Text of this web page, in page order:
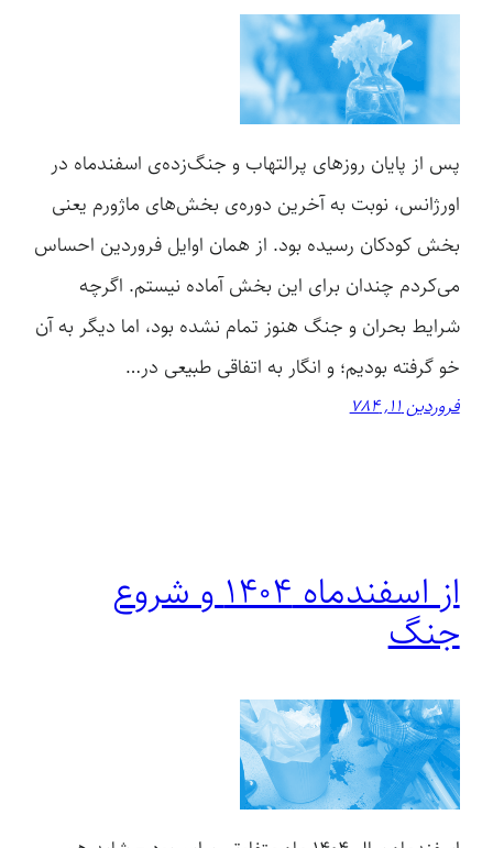
پس از پایان روزهای پرالتهاب و جنگ‌زده‌ی اسفندماه در
اورژانس، نوبت به آخرین دوره‌ی بخش‌های ماژورم یعنی
بخش کودکان رسیده بود. از همان اوایل فروردین احساس
می‌کردم چندان برای این بخش آماده نیستم. اگرچه
شرایط بحران و جنگ هنوز تمام نشده بود، اما دیگر به آن
خو گرفته بودیم؛ و انگار به اتفاقی طبیعی در…
فروردین 11, 784
از اسفندماه ۱۴۰۴ و شروع
جنگ